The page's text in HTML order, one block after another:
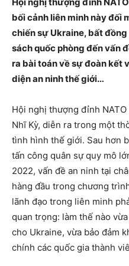
bối cảnh liên minh này đối
chiến sự Ukraine, bất
sách quốc phòng đến vấn
ra bài toán về sự đoàn kết
diện an ninh thế giới…
Hội nghị thượng đỉnh
Nhĩ Kỳ, diễn ra trong một
tình hình thế giới. Sau hơn
tấn công quân sự quy mô
2022, vấn đề an ninh tại
hàng đầu trong chương
lãnh đạo trong liên minh
quan trọng: làm thế nào
cho Ukraine, vừa bảo đảm
chính các quốc gia thành